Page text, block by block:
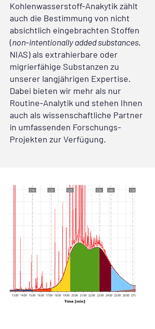
Kohlenwasserstoff-Anakytik zählt
auch die Bestimmung von nicht
absichtlich eingebrachten Stoffen
(non-intentionally added substances,
NIAS) als extrahierbare oder
migrierfähige Substanzen zu
unserer langjährigen Expertise.
Dabei bieten wir mehr als nur
Routine-Analytik und stehen Ihnen
auch als wissenschaftliche Partner
in umfassenden Forschungs-
Projekten zur Verfügung.